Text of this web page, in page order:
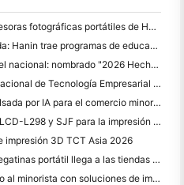
Las cámaras instantáneas y impresoras fotográficas portátiles de Hanin atraen un gran interés en IEAE Shenzhen 2026
Viaje a través de la meseta nevada: Hanin trae programas de educación en fotografía a los niños de Qamdo
Hanin gana un nuevo honor a nivel nacional: nombrado "2026 Hecho en China · Marca de confianza por los consumidores"
Hanin reconocido como Centro Nacional de Tecnología Empresarial para el Liderazgo en Innovación
HPRT presenta la serie NEX impulsada por IA para el comercio minorista inteligente en CHINASHOP 2026
Hanin presenta las innovaciones LCD-L298 y SJF para la impresión 3D industrial en TCT Asia 2026
impresión 3D TCT Asia 2026
Hanin NEW1: Una impresora de pegatinas portátil llega a las tiendas LOFT de Japón
Hanin en NRF 2026: Empoderando al minorista con soluciones de impresión inteligentes de escenario completo